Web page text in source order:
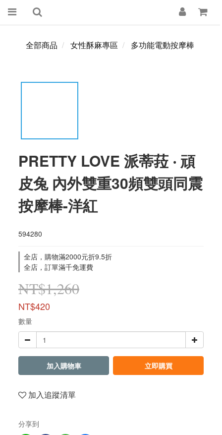
全部商品 女性酥麻專區 多功能電動按摩棒
PRETTY LOVE 派蒂菈 ‧ 頑
皮兔 內外雙重30頻雙頭同震
按摩棒-洋紅
594280
全店，購物滿2000元折9.5折
全店，訂單滿千免運費
NT$1,260
NT$420
數量
加入購物車 立即購買
加入追蹤清單
分享到